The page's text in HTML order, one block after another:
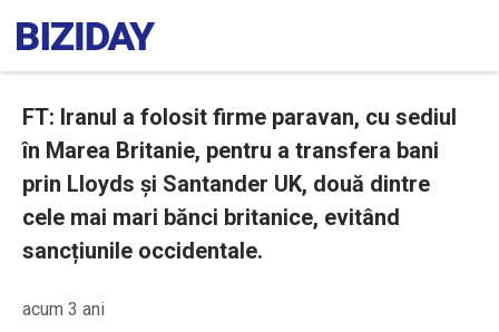
FT: Iranul a folosit firme paravan, cu sediul
în Marea Britanie, pentru a transfera bani
prin Lloyds și Santander UK, două dintre
cele mai mari bănci britanice, evitând
sancțiunile occidentale.
acum 3 ani